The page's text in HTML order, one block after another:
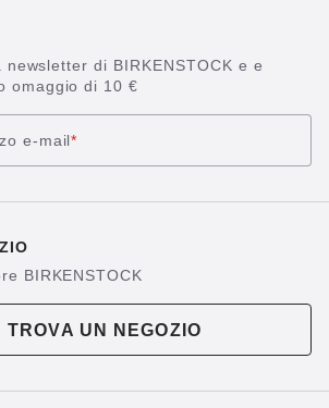
di BIRKENSTOCK e e
omaggio di 10 €
e-mail*
BIRKENSTOCK
TROVA UN NEGOZIO